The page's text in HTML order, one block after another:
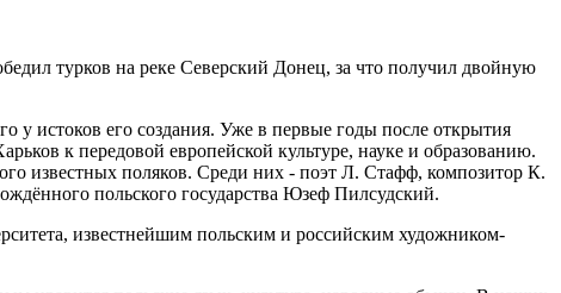
турков на реке Северский Донец, за что получил двойную
у истоков его создания. Уже в первые годы после открытия
к передовой европейской культуре, науке и образованию.
известных поляков. Среди них - поэт Л. Стафф, композитор К.
польского государства Юзеф Пилсудский.
известнейшим польским и российским художником-